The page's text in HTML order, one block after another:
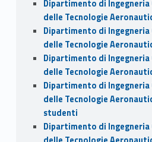
Dipartimento di
delle Tecnologie
Dipartimento di
delle Tecnologie
Dipartimento di
delle Tecnologie
Dipartimento di
delle Tecnologie
studenti
Dipartimento di